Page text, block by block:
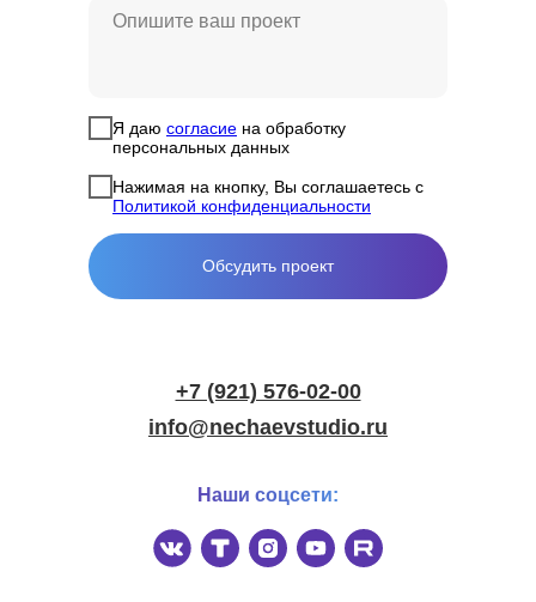
+7 (921) 576-02-00
info@nechaevstudio.ru
Я даю согласие на обработку
персональных данных
Нажимая на кнопку, Вы соглашаетесь с
Политикой конфиденциальности
Обсудить проект
Наши соцсети: